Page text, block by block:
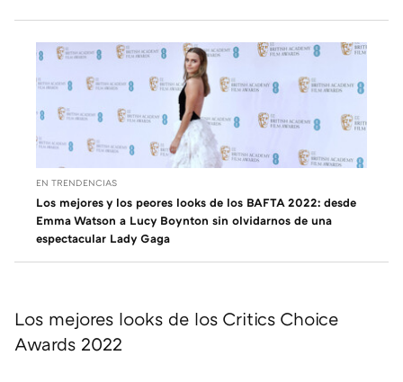
EN TRENDENCIAS
Los mejores y los peores looks de los BAFTA 2022: desde
Emma Watson a Lucy Boynton sin olvidarnos de una
espectacular Lady Gaga
Los mejores looks de los Critics Choice
Awards 2022